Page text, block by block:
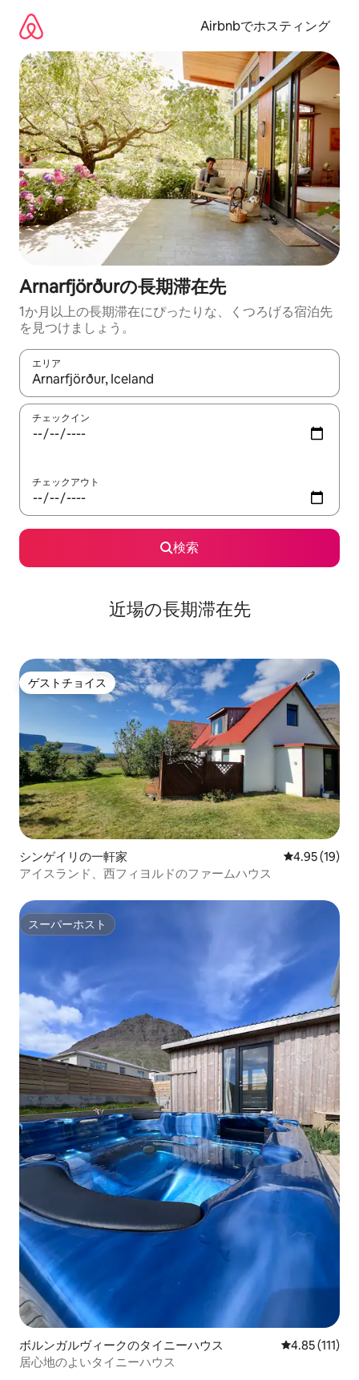
Airbnbでホスティング
Arnarfjörðurの長期滞在先
1か月以上の長期滞在にぴったりな、くつろげる宿泊先
を見つけましょう。
エリア
検索結果が表示されたら、上下の矢印キーを使って移動するか
チェックイン
チェックアウト
検索
近場の長期滞在先
ゲストチョイス
ゲストチョイス
シンゲイリの一軒家 レビュー19
4.95 (19)
アイスランド、西フィヨルドのファームハウス
スーパーホスト
スーパーホスト
ボルンガルヴィークのタイニーハウス レビュー111
4.85 (111)
居心地のよいタイニーハウス